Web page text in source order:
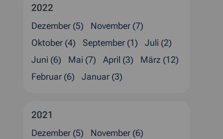
2022
Dezember (5)
November (7)
Oktober (4)
September (1)
Juli (2)
Juni (6)
Mai (7) April (3)
März (12)
Februar (6)
Januar (3)
2021
Dezember (5)
November (6)